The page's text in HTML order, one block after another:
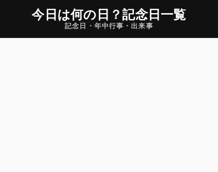
今日は何の日 ？記念日一覧
記念日・年中行事・出来事